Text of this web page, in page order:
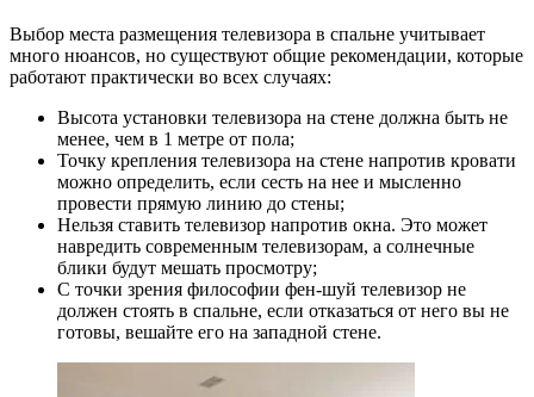
Выбор места размещения телевизора в спальне учитывает
много нюансов, но существуют общие рекомендации, которые
работают практически во всех случаях:
Высота установки телевизора на стене должна быть не
менее, чем в 1 метре от пола;
Точку крепления телевизора на стене напротив кровати
можно определить, если сесть на нее и мысленно
провести прямую линию до стены;
Нельзя ставить телевизор напротив окна. Это может
навредить современным телевизорам, а солнечные
блики будут мешать просмотру;
С точки зрения философии фен-шуй телевизор не
должен стоять в спальне, если отказаться от него вы не
готовы, вешайте его на западной стене.